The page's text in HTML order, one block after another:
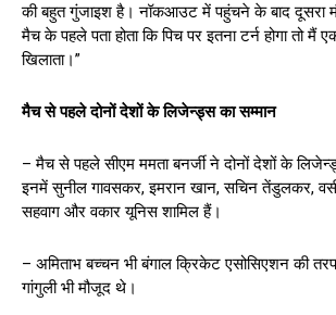
की बहुत गुंजाइश है। नॉकआउट में पहुंचने के बाद दूसरा
मैच के पहले पता होता कि पिच पर इतना टर्न होगा तो मैं
खिलाता।”
मैच से पहले दोनों देशों के लिजेन्ड्स का सम्मान
– मैच से पहले सीएम ममता बनर्जी ने दोनों देशों के
इनमें सुनील गावसकर, इमरान खान, सचिन तेंडुलकर,
सहवाग और वकार यूनिस शामिल हैं।
– अमिताभ बच्चन भी बंगाल क्रिकेट एसोसिएशन की
गांगुली भी मौजूद थे।